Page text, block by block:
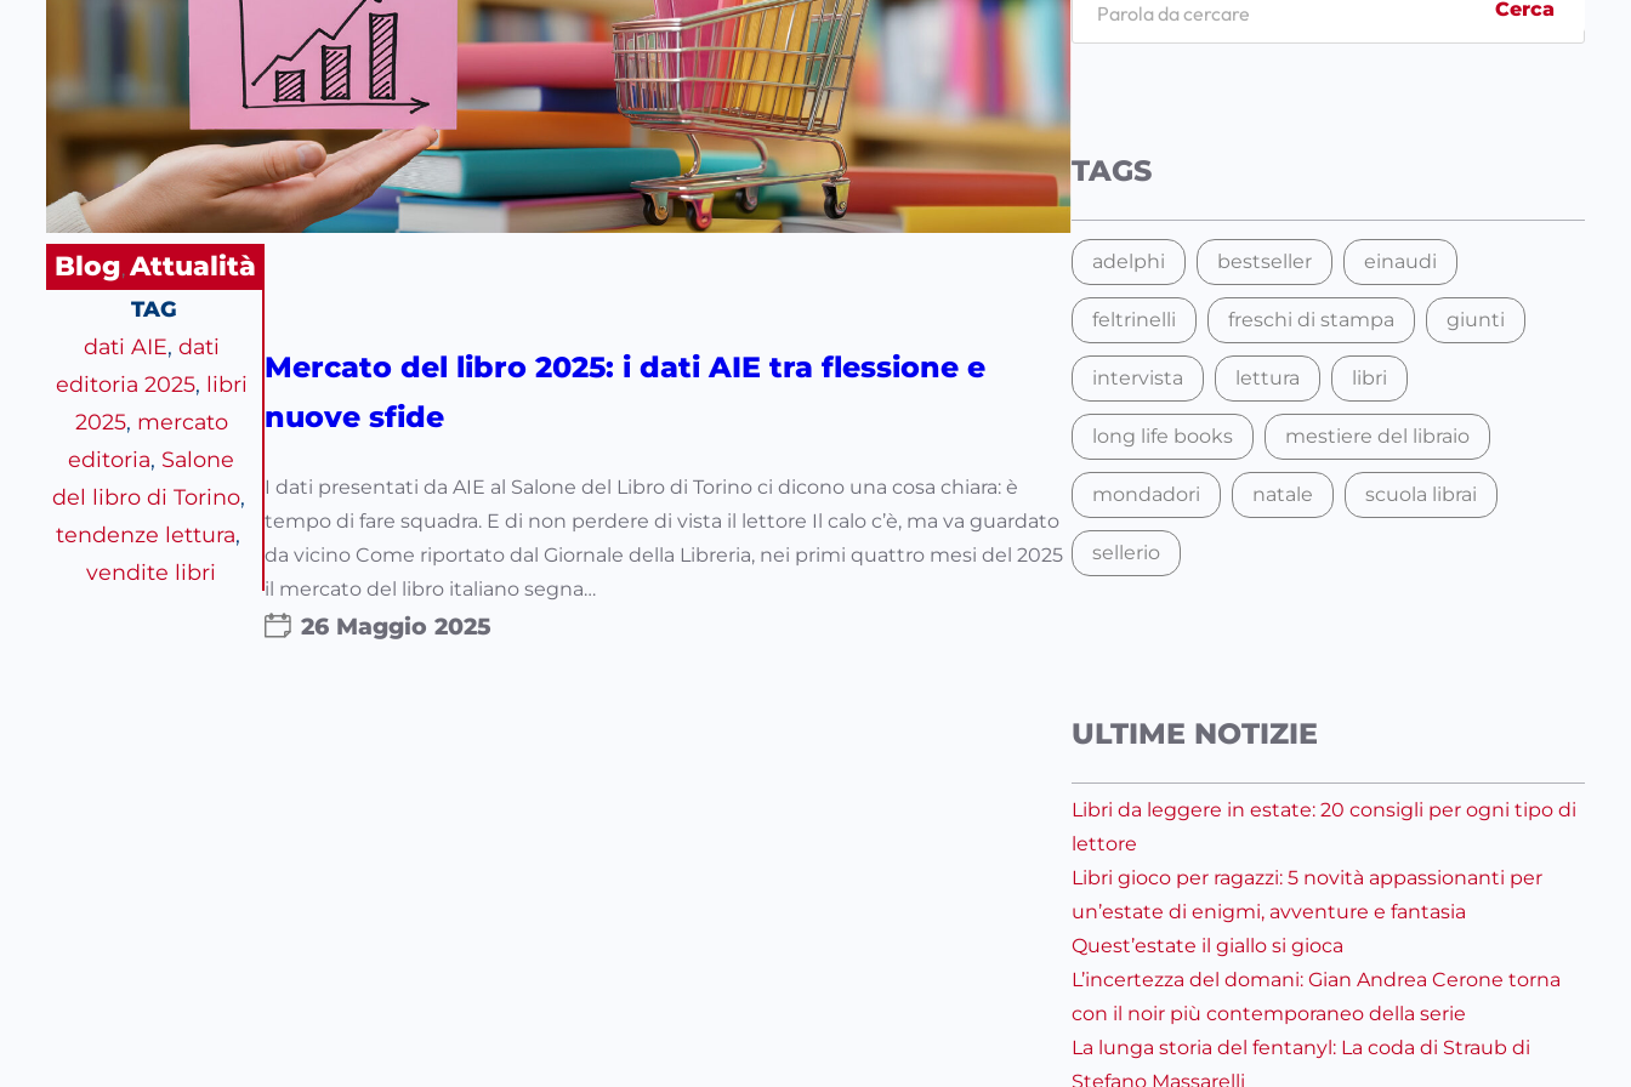
Blog, Attualità
TAG
dati AIE, dati
editoria 2025, libri
2025, mercato
editoria, Salone
del libro di Torino
tendenze lettura
vendite libri
Mercato del libro 2025: i dati AIE tra flessione e
nuove sfide
I dati presentati da AIE al Salone del Libro di Torino ci dicono una cosa chiara: è
tempo di fare squadra. E di non perdere di vista il lettore Il calo c’è, ma va guardato
da vicino Come riportato dal Giornale della Libreria, nei primi quattro mesi del 2025
il mercato del libro italiano segna…
26 Maggio 2025
h
Cerca
TAGS
adelphi bestseller einaudi
feltrinelli freschi di stampa giunti
intervista lettura libri
long life books mestiere del libraio
mondadori natale scuola librai
sellerio
ULTIME NOTIZIE
Libri da leggere in estate: 20 consigli per ogni tipo di
lettore
Libri gioco per ragazzi: 5 novità appassionanti per
un’estate di enigmi, avventure e fantasia
Quest’estate il giallo si gioca
L’incertezza del domani: Gian Andrea Cerone torna
con il noir più contemporaneo della serie
La lunga storia del fentanyl: La coda di Straub di
Stefano Massarelli